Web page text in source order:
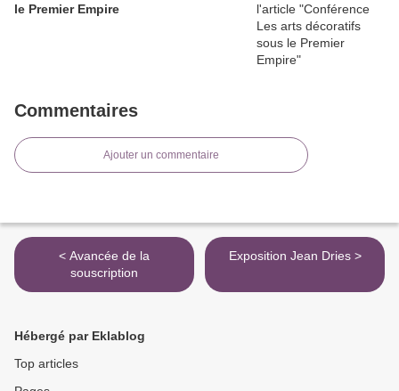
le Premier Empire
Commentaires
Ajouter un commentaire
< Avancée de la
souscription
Exposition Jean Dries >
Hébergé par Eklablog
Top articles